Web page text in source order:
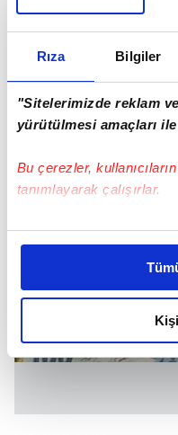
Rıza Bilgiler
"Sitelerimizde reklam
yürütülmesi amaçları
Bu çerezler,
tanımlayarak çalışırlar.
Bu çerezlere izin
daha iyi reklam
amacımızın size daha
olduğunu ve sizlere en
elimizden gelen çabayı
reklamların